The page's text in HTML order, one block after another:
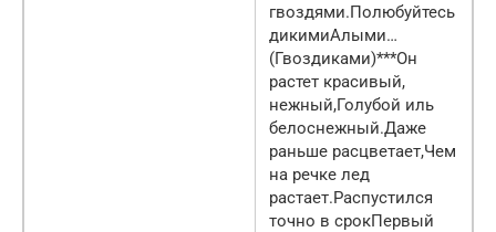
гвоздями.Полюбуйтесь
дикимиАлыми…
(Гвоздиками)***Он
растет красивый,
нежный,Голубой иль
белоснежный.Даже
раньше расцветает,Чем
на речке лед
растает.Распустился
точно в срокПервый